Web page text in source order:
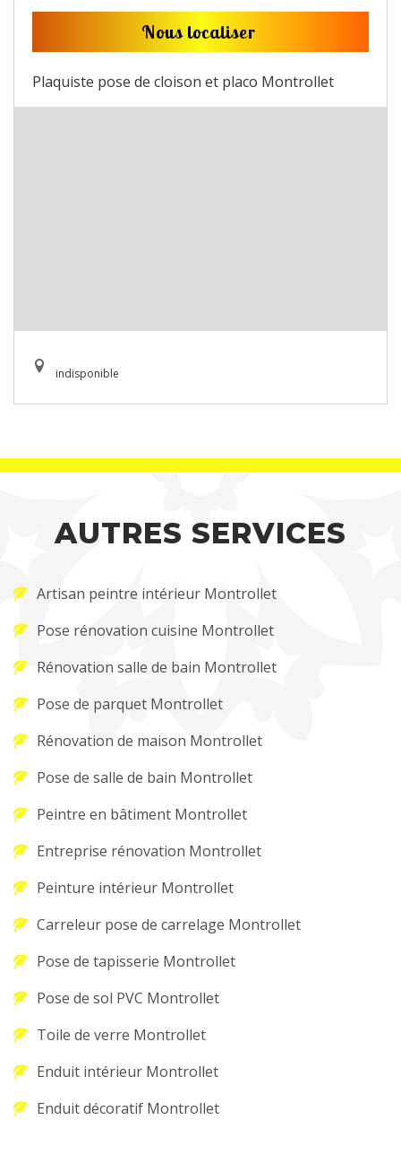
Nous localiser
Plaquiste pose de cloison et placo Montrollet
indisponible
AUTRES SERVICES
Artisan peintre intérieur Montrollet
Pose rénovation cuisine Montrollet
Rénovation salle de bain Montrollet
Pose de parquet Montrollet
Rénovation de maison Montrollet
Pose de salle de bain Montrollet
Peintre en bâtiment Montrollet
Entreprise rénovation Montrollet
Peinture intérieur Montrollet
Carreleur pose de carrelage Montrollet
Pose de tapisserie Montrollet
Pose de sol PVC Montrollet
Toile de verre Montrollet
Enduit intérieur Montrollet
Enduit décoratif Montrollet